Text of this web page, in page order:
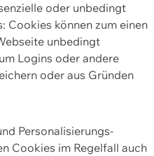
oder unbedingt
Cookies können zum einen
unbedingt
Logins oder andere
oder aus Gründen
Personalisierungs-
Cookies im Regelfall auch